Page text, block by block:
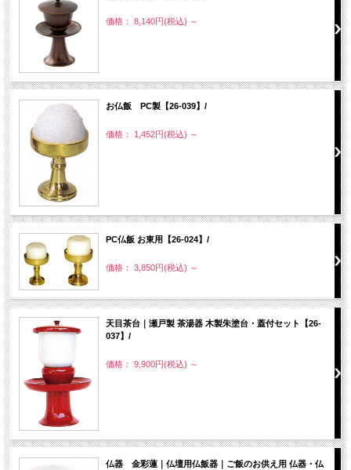
価格： 8,140円(税込) ～
お仏飯 PC製【26-039】/
価格： 1,452円(税込) ～
PC仏飯 お東用【26-024】/
価格： 3,850円(税込) ～
天目茶台｜瀬戸製 茶湯器 木製朱塗台・蓋付セット【26-
037】/
価格： 9,900円(税込) ～
仏器 金彩蓮｜仏壇用仏飯器｜ご飯のお供え用 仏器・仏